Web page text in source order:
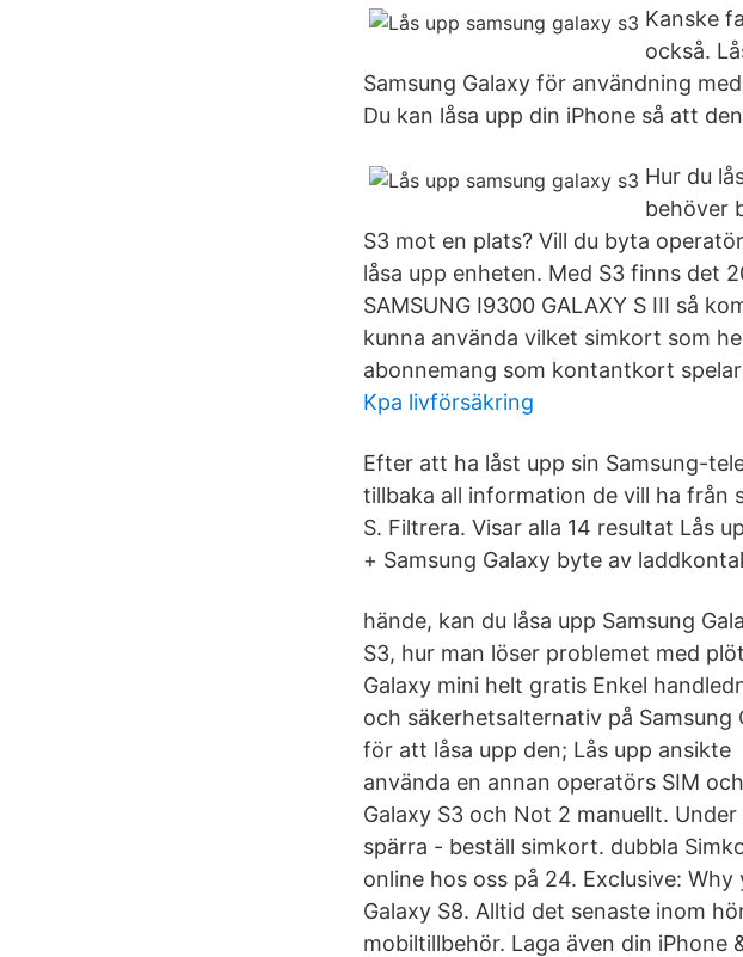
Kanske
också.
Samsung Galaxy för användning
Du kan låsa upp din iPhone så att
Hur du
behöver
S3 mot en plats? Vill du byta
låsa upp enheten. Med S3 finns det
SAMSUNG I9300 GALAXY S III så
kunna använda vilket simkort som
abonnemang som kontantkort
Kpa livförsäkring
Efter att ha låst upp sin Samsung-
tillbaka all information de vill ha från
S. Filtrera. Visar alla 14 resultat Lås
+ Samsung Galaxy byte av
hände, kan du låsa upp Samsung
S3, hur man löser problemet med
Galaxy mini helt gratis Enkel
och säkerhetsalternativ på Samsung
för att låsa upp den; Lås upp
använda en annan operatörs SIM
Galaxy S3 och Not 2 manuellt.
spärra - beställ simkort. dubbla
online hos oss på 24. Exclusive:
Galaxy S8. Alltid det senaste inom
mobiltillbehör. Laga även din iPhone